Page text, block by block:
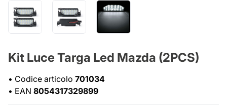
Kit Luce Targa Led Mazda (2PCS)
• Codice articolo 701034
• EAN 8054317329899